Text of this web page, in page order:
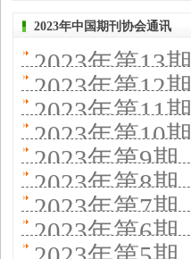
2023年中国期刊协会通讯
2023年第13期
2023年第12期
2023年第11期
2023年第10期
2023年第9期
2023年第8期
2023年第7期
2023年第6期